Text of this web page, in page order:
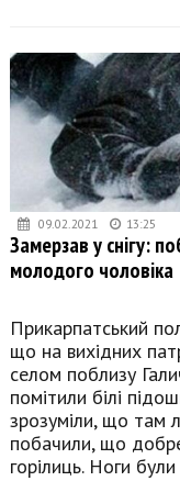
09.02.2021 13:25
Замерзав у снігу:
молодого чоловіка
Прикарпатський
що на вихідних
селом поблизу
помітили білі
зрозуміли, що там
побачили, що
горілиць. Ноги